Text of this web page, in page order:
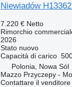
Niewiadów
7.220 € Netto
Rimorchio
2026
Statonuovo
Capacità di carico
Polonia, Nowa Sól
Mazzo Przyczepy -
Contattare il venditore